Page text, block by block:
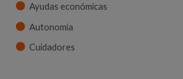
Ayudas económicas
Autonomía
Cuidadores